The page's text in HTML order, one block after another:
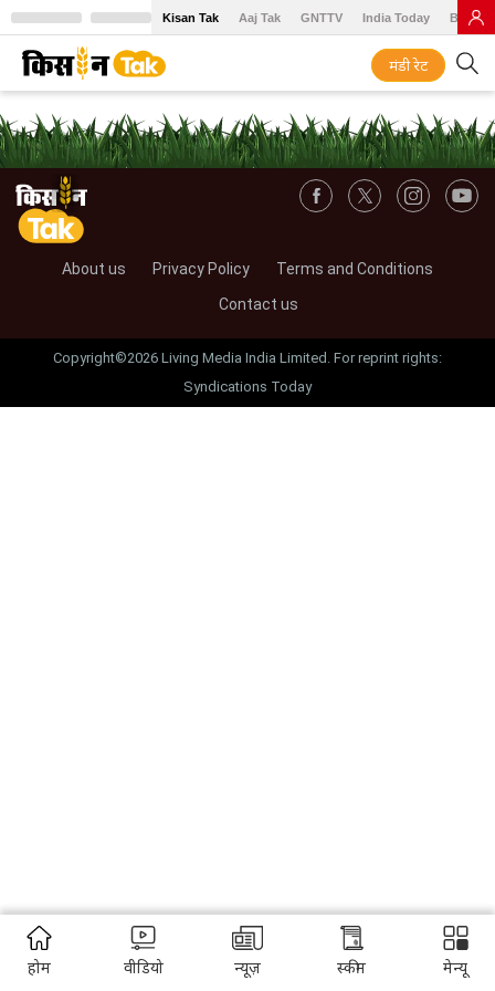
Kisan Tak Aaj Tak GNTTV India Today BT
मंडी रेट
About us Privacy Policy
Terms and Conditions
Contact us
Copyright©2026 Living Media India Limited. For reprint rights:
Syndications Today
होम वीडियो न्यूज़ स्कीम मेन्यू